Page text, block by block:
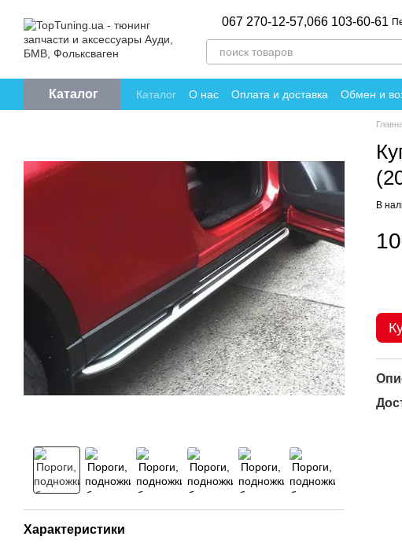
067 270-12-57,066 103-60-61
Каталог Каталог О нас Оплата и доставка Обмен и
Политика конфиденциальности
Отзывы о
Характеристики
В